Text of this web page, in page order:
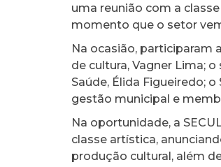
uma reunião com a
momento que o setor
Na ocasião, participaram
de cultura, Vagner Lima;
Saúde, Élida Figueiredo;
gestão municipal e
Na oportunidade, a
classe artística,
produção cultural, além